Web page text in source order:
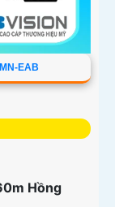
EAB
Hồng